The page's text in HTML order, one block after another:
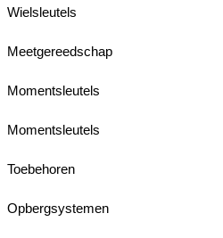
Wielsleutels
Meetgereedschap
Momentsleutels
Momentsleutels
Toebehoren
Opbergsystemen